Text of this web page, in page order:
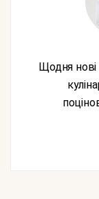
Щодня нові рецепти від домашніх господинь,